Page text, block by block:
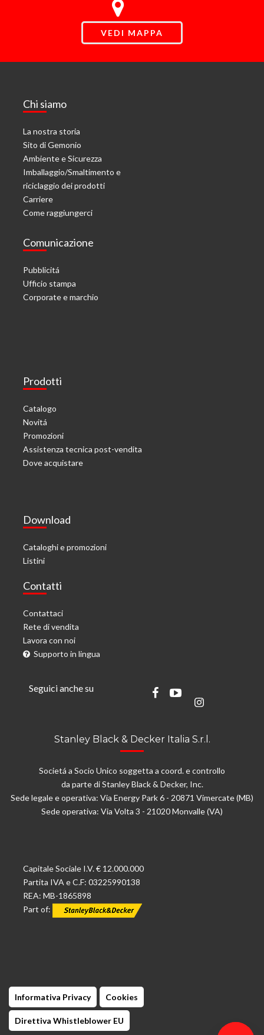
VEDI MAPPA
Chi siamo
La nostra storia
Sito di Gemonio
Ambiente e Sicurezza
Imballaggio/Smaltimento e
riciclaggio dei prodotti
Carriere
Come raggiungerci
Comunicazione
Pubblicitá
Ufficio stampa
Corporate e marchio
Prodotti
Catalogo
Novitá
Promozioni
Assistenza tecnica post-vendita
Dove acquistare
Download
Cataloghi e promozioni
Listini
Contatti
Contattaci
Rete di vendita
Lavora con noi
Supporto in lingua
Seguici anche su
Stanley Black & Decker Italia S.r.l.
Societá a Socio Unico soggetta a coord. e controllo
da parte di Stanley Black & Decker, Inc.
Sede legale e operativa: Via Energy Park 6 - 20871 Vimercate (MB)
Sede operativa: Via Volta 3 - 21020 Monvalle (VA)
Capitale Sociale I.V. € 12.000.000
Partita IVA e C.F: 03225990138
REA: MB-1865898
Part of:
Informativa Privacy Cookies
Direttiva Whistleblower EU